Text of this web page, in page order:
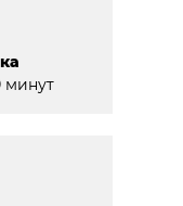
минут